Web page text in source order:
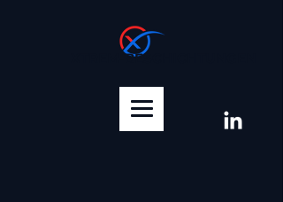
XTREM-BESCHICHTUNGEN